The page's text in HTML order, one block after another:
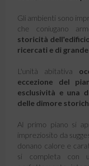
Gli ambienti sono
che coniugano
storicità
ricercati e di
L'unità abitativa
eccezione del
esclusività e una
delle dimore
Al primo piano si
impreziosito da
donano calore e
si completa con